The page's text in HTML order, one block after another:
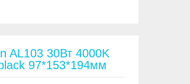
AL103 30Вт 4000K
97*153*194мм